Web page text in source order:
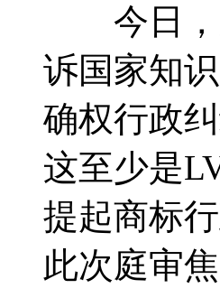
今日，
诉国家知
确权行政
这至少是
提起商标
此次庭审